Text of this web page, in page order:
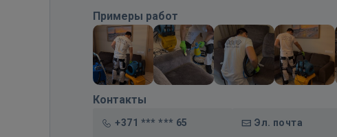
Примеры работ
Контакты
+371 *** *** 65 Эл. почта